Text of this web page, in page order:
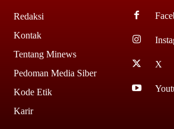
Redaksi
Kontak
Tentang Minews
Pedoman Media Siber
Kode Etik
Karir
X